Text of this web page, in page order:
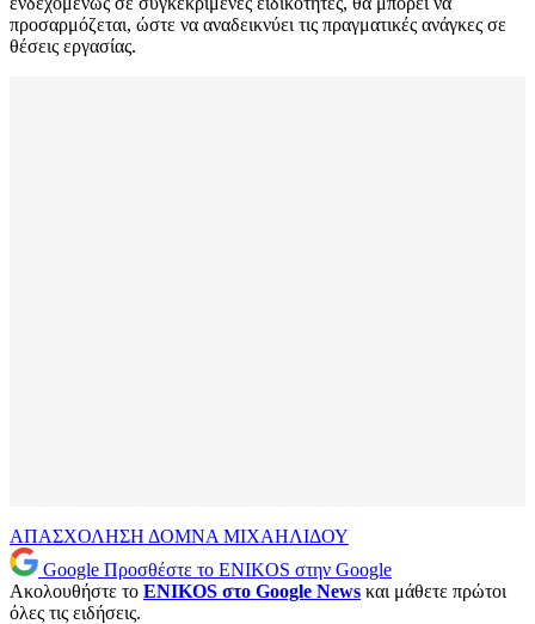
προσαρμόζεται, ώστε να αναδεικνύει τις πραγματικές ανάγκες σε
θέσεις εργασίας.
ΑΠΑΣΧΟΛΗΣΗ ΔΟΜΝΑ ΜΙΧΑΗΛΙΔΟΥ
Google Προσθέστε το ENIKOS στην Google
Ακολουθήστε το ENIKOS στο Google News και μάθετε πρώτοι
όλες τις ειδήσεις.